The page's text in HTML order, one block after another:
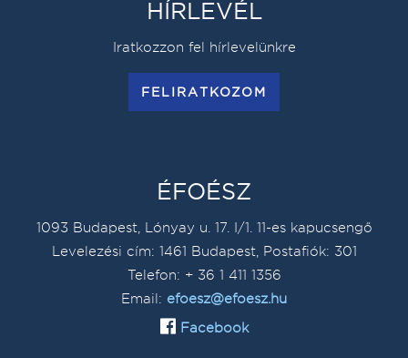
HÍRLEVÉL
Iratkozzon fel hírlevelünkre
FELIRATKOZOM
ÉFOÉSZ
1093 Budapest, Lónyay u. 17. I/1. 11-es kapucsengő
Levelezési cím: 1461 Budapest, Postafiók: 301
Telefon: + 36 1 411 1356
Email: efoesz@efoesz.hu
Facebook